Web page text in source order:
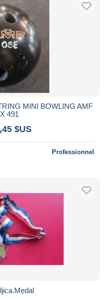
MINI BOWLING AMF
491
$US
Professionnel